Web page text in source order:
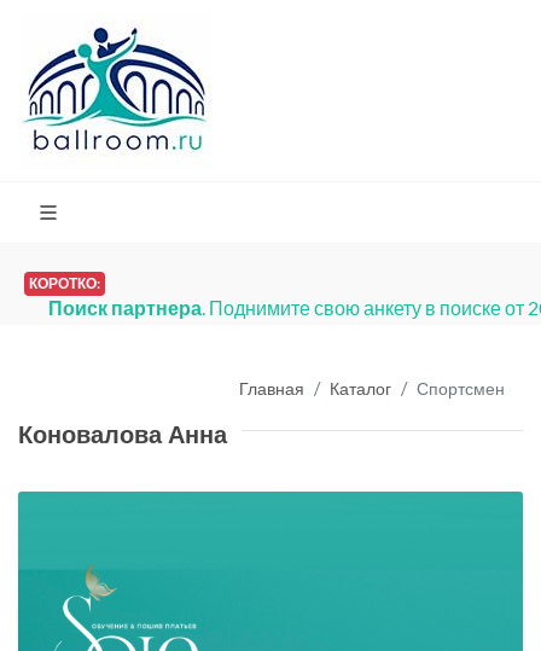
КОРОТКО:
Поиск партнера. Поднимите свою анкету в поиске от
Главная Каталог Спортсмен
Коновалова Анна